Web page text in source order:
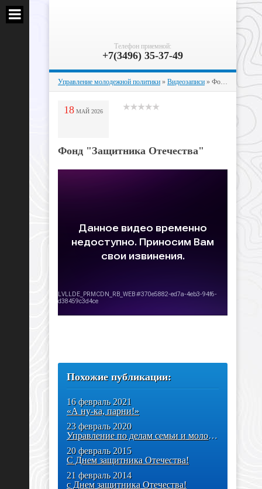
Телефон приемной:
+7(3496) 35-37-49
Управление молодежной политики » Видеозаписи » Фонд "Защитника Отечества"
18 МАЙ 2026
Фонд "Защитника Отечества"
Похожие публикации:
16 февраль 2021
«А ну-ка, парни!»
23 февраль 2020
Управление по делам семьи и молодёжи поздравляет c Днём защитника
20 февраль 2015
С Днем защитника Отечества!
21 февраль 2014
с Днем защитника Отечества!